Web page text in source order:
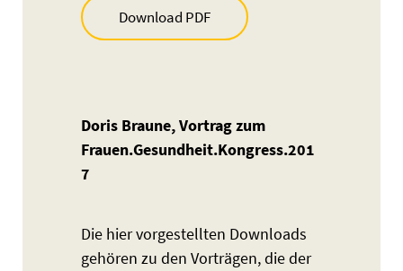
Download PDF
Doris Braune, Vortrag zum
Frauen.Gesundheit.Kongress.201
7
Die hier vorgestellten Downloads
gehören zu den Vorträgen, die der